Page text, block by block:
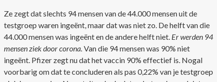
Ze zegt dat slechts 94 mensen van de 44.000 mensen uit de
testgroep waren ingeënt, maar dat was niet zo. De helft van die
44.000 mensen was ingeënt en de andere helft niet. Er werden 94
mensen ziek door corona.Van die 94 mensen was 90% niet
ingeënt. Pfizer zegt nu dat het vaccin 90% effectief is. Nogal
voorbarig om dat te concluderen als pas 0,22% van je testgroep